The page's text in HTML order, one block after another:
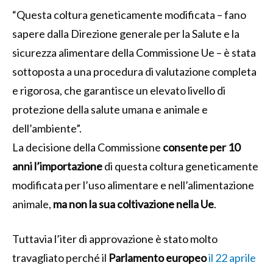
“Questa coltura geneticamente modificata – fano
sapere dalla Direzione generale per la Salute e la
sicurezza alimentare della Commissione Ue – è stata
sottoposta a una procedura di valutazione completa
e rigorosa, che garantisce un elevato livello di
protezione della salute umana e animale e
dell’ambiente”.
La decisione della Commissione consente per 10
anni l’importazionedi questa coltura geneticamente
modificata per l’uso alimentare e nell’alimentazione
animale, ma non la sua coltivazione nella Ue.
Tuttavia l’iter di approvazione è stato molto
travagliato perché il Parlamento europeoil 22 aprile